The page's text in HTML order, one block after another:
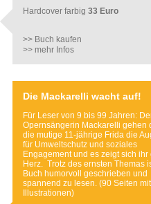
Hardcover farbig 33 Euro
>> mehr Infos
>> Buch kaufen
Die Mackarelli wacht auf!
Für Leser von 9 bis 99 Jahren:
Opernsängerin Mackarelli gehen
die mutige 11-jährige Frida die
für Umweltschutz und soziales
Engagement und es zeigt sich ihr
Herz. Trotz des ernsten Themas
Buch humorvoll geschrieben und
spannend zu lesen. (90 Seiten mit
Illustrationen)